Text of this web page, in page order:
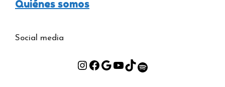
Quiénes somos
Social media